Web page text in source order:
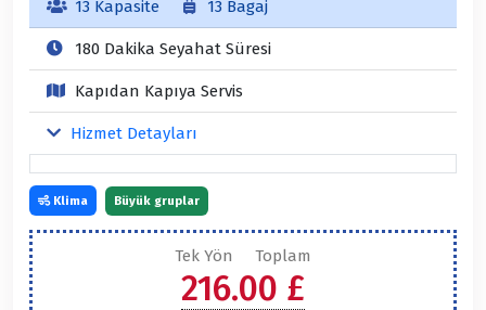
13 Kapasite 13 Bagaj
180 Dakika Seyahat Süresi
Kapıdan Kapıya Servis
Hizmet Detayları
Tek Yön Toplam
216.00 £
Klima Büyük gruplar